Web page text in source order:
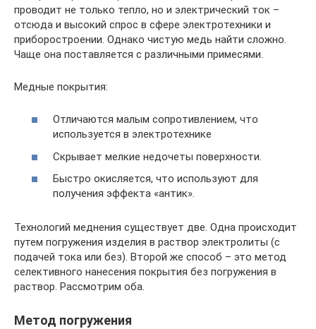
проводит не только тепло, но и электрический ток –
отсюда и высокий спрос в сфере электротехники и
приборостроении. Однако чистую медь найти сложно.
Чаще она поставляется с различными примесями.
Медные покрытия:
Отличаются малым сопротивлением, что
используется в электротехнике
Скрывает мелкие недочеты поверхности.
Быстро окисляется, что используют для
получения эффекта «антик».
Технологий меднения существует две. Одна происходит
путем погружения изделия в раствор электролиты (с
подачей тока или без). Второй же способ – это метод
селективного нанесения покрытия без погружения в
раствор. Рассмотрим оба.
Метод погружения